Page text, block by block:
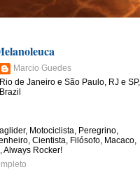
Marcio Guedes
Rio de Janeiro e São Paulo, RJ e SP,
Brazil
Motociclista, Peregrino,
Cientista, Filósofo, Macaco,
Always Rocker!